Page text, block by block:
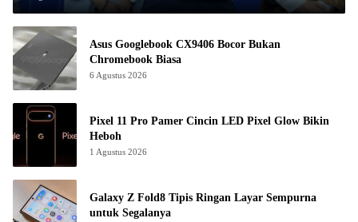
Asus Googlebook CX9406 Bocor Bukan
Chromebook Biasa
6 Agustus 2026
Pixel 11 Pro Pamer Cincin LED Pixel Glow Bikin
Heboh
1 Agustus 2026
Galaxy Z Fold8 Tipis Ringan Layar Sempurna
untuk Segalanya